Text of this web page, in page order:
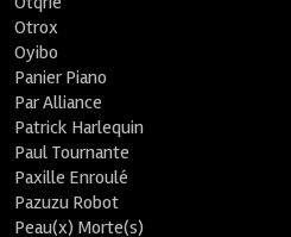
Otrox
Oyibo
Panier Piano
Par Alliance
Patrick Harlequin
Paul Tournante
Paxille Enroulé
Pazuzu Robot
Peau(x) Morte(s)